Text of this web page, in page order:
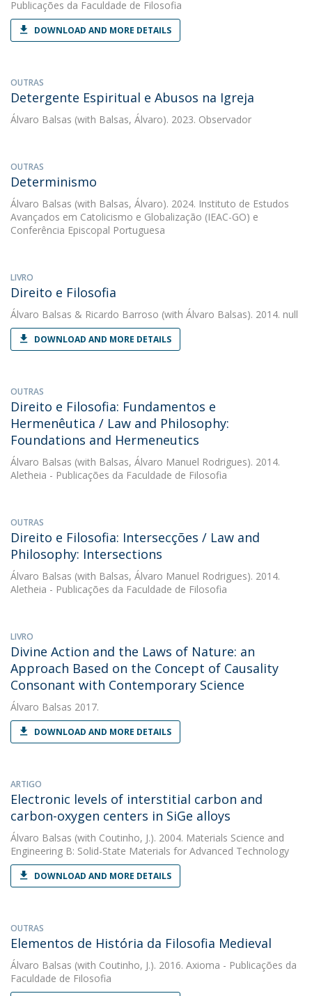
Publicações da Faculdade de Filosofia
DOWNLOAD AND MORE DETAILS
OUTRAS
Detergente Espiritual e Abusos na Igreja
Álvaro Balsas (with Balsas, Álvaro). 2023. Observador
OUTRAS
Determinismo
Álvaro Balsas (with Balsas, Álvaro). 2024. Instituto de Estudos
Avançados em Catolicismo e Globalização (IEAC-GO) e
Conferência Episcopal Portuguesa
LIVRO
Direito e Filosofia
Álvaro Balsas & Ricardo Barroso (with Álvaro Balsas). 2014. null
DOWNLOAD AND MORE DETAILS
OUTRAS
Direito e Filosofia: Fundamentos e
Hermenêutica / Law and Philosophy:
Foundations and Hermeneutics
Álvaro Balsas (with Balsas, Álvaro Manuel Rodrigues). 2014.
Aletheia - Publicações da Faculdade de Filosofia
OUTRAS
Direito e Filosofia: Intersecções / Law and
Philosophy: Intersections
Álvaro Balsas (with Balsas, Álvaro Manuel Rodrigues). 2014.
Aletheia - Publicações da Faculdade de Filosofia
LIVRO
Divine Action and the Laws of Nature: an
Approach Based on the Concept of Causality
Consonant with Contemporary Science
Álvaro Balsas 2017.
DOWNLOAD AND MORE DETAILS
ARTIGO
Electronic levels of interstitial carbon and
carbon-oxygen centers in SiGe alloys
Álvaro Balsas (with Coutinho, J.). 2004. Materials Science and
Engineering B: Solid-State Materials for Advanced Technology
DOWNLOAD AND MORE DETAILS
OUTRAS
Elementos de História da Filosofia Medieval
Álvaro Balsas (with Coutinho, J.). 2016. Axioma - Publicações da
Faculdade de Filosofia